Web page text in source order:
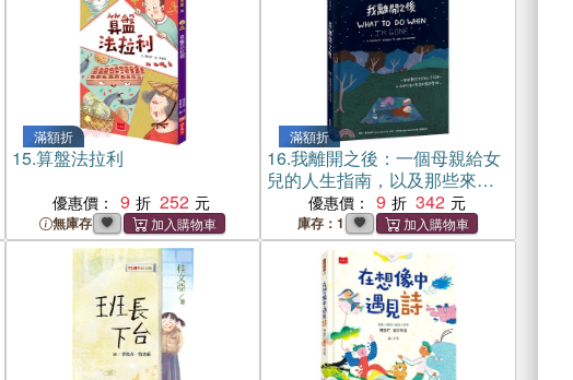
滿額折
15.算盤法拉利
優惠價： 9 252
無庫存
滿額折
16.我離開之後：一個母親給女
兒的人生指南，以及那些來不
及說的愛與牽掛
優惠價： 9 342
庫存：1